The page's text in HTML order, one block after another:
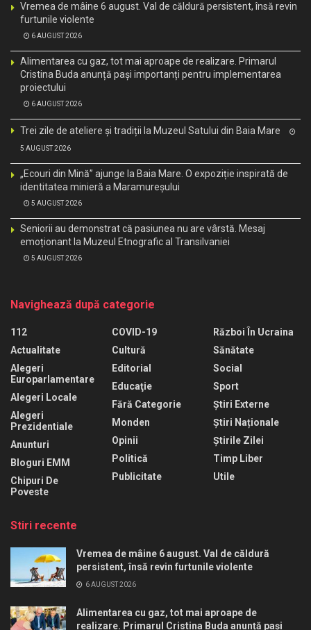
Vremea de mâine 6 august. Val de căldură persistent, însă revin
furtunile violente
6 AUGUST 2026
Alimentarea cu gaz, tot mai aproape de realizare. Primarul
Cristina Buda anunță pași importanți pentru implementarea
proiectului
6 AUGUST 2026
Trei zile de ateliere și tradiții la Muzeul Satului din Baia Mare
5 AUGUST 2026
„Ecouri din Mină” ajunge la Baia Mare. O expoziție inspirată de
identitatea minieră a Maramureșului
5 AUGUST 2026
Seniorii au demonstrat că pasiunea nu are vârstă. Mesaj
emoționant la Muzeul Etnografic al Transilvaniei
5 AUGUST 2026
Navighează după categorie
112
Actualitate
Alegeri
Europarlamentare
Alegeri Locale
Alegeri
Prezidentiale
Anunturi
Bloguri EMM
Chipuri De
Poveste
COVID-19
Cultură
Editorial
Educaţie
Fără Categorie
Monden
Opinii
Politică
Publicitate
Război În Ucraina
Sănătate
Social
Sport
Știri Externe
Știri Naționale
Știrile Zilei
Timp Liber
Utile
Stiri recente
Vremea de mâine 6 august. Val de căldură
persistent, însă revin furtunile violente
6 AUGUST 2026
Alimentarea cu gaz, tot mai aproape de
realizare. Primarul Cristina Buda anunță pași